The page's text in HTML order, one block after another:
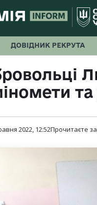
ДОВІДНИК РЕКРУТА
2022, 12:52Прочитаєте